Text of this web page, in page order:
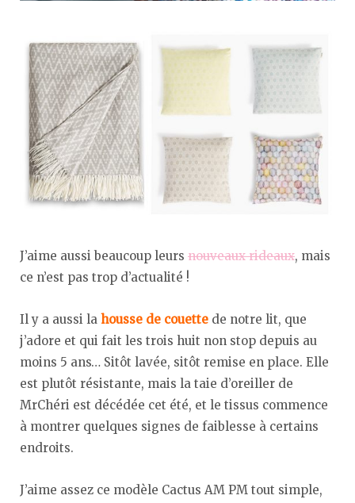
J’aime aussi beaucoup leurs nouveaux rideaux, mais
ce n’est pas trop d’actualité !
Il y a aussi la housse de couette de notre lit, que
j’adore et qui fait les trois huit non stop depuis au
moins 5 ans… Sitôt lavée, sitôt remise en place. Elle
est plutôt résistante, mais la taie d’oreiller de
MrChéri est décédée cet été, et le tissus commence
à montrer quelques signes de faiblesse à certains
endroits.
J’aime assez ce modèle Cactus AM PM tout simple,